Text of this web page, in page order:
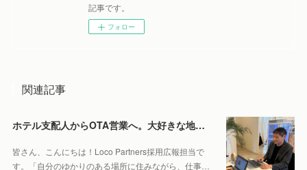
記事です。
フォロー
関連記事
ホテル支配人からOTA営業へ。大好きな地元・北海道で働くやりがいとは。
皆さん、こんにちは！Loco Partners採用広報担当で
す。「自分のゆかりのある場所に住みながら、仕事…